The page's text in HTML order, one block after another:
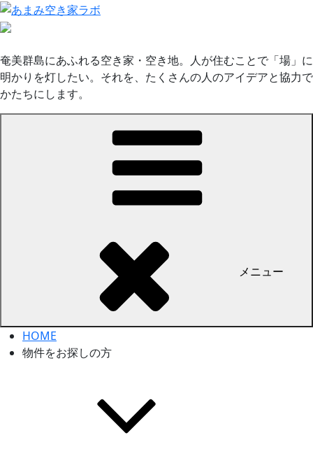
コ
ン
ン
ツ
へ
奄美群島にあふれる空き家・空き地。人が住むことで「場」に
明かりを灯したい。それを、たくさんの人のアイデアと協力で
かたちにします。
メニュー
HOME
物件をお探しの方